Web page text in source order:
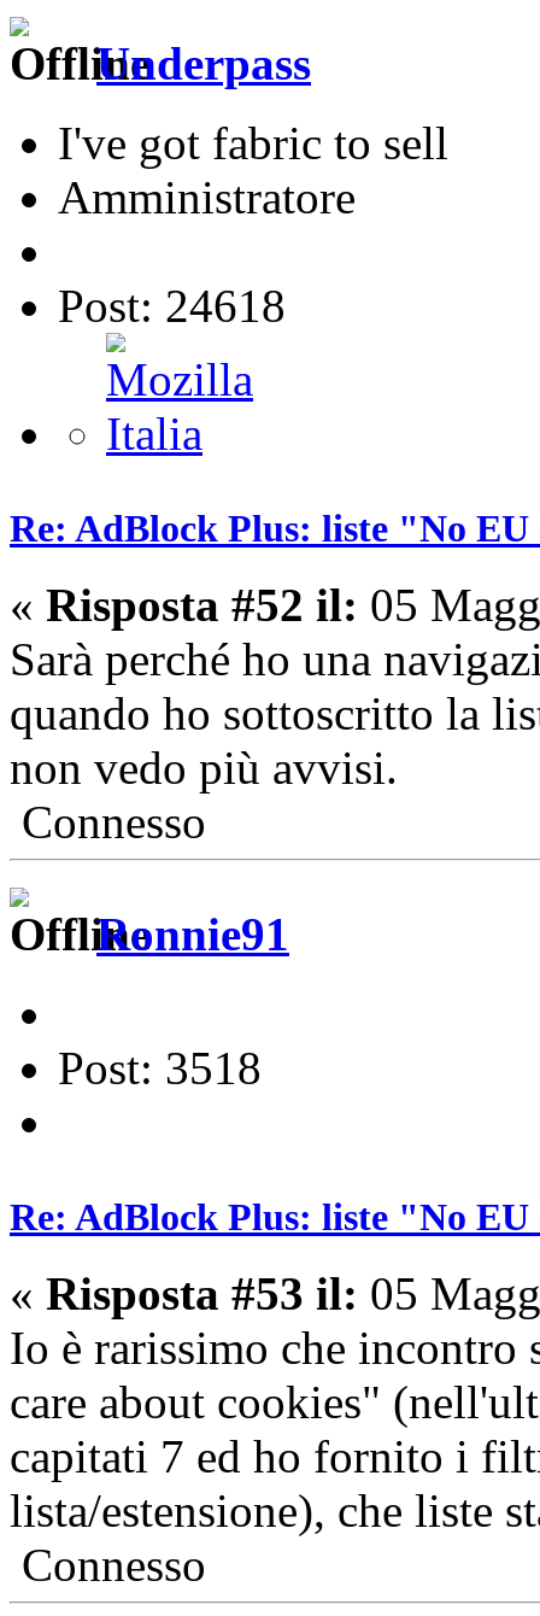
Underpass
I've got fabric to sell
Amministratore
Post: 24618
Re: AdBlock Plus: liste "No
« Risposta #52 il: 05
Sarà perché ho una
quando ho sottoscritto la
non vedo più avvisi.
Connesso
Ronnie91
Post: 3518
Re: AdBlock Plus: liste "No
« Risposta #53 il: 05
Io è rarissimo che
care about cookies"
capitati 7 ed ho fornito i
lista/estensione), che liste
Connesso